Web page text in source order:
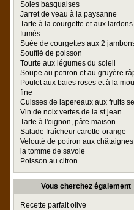
Soles basquaises
Jarret de veau à la paysanne
Tarte à la courgette et aux lardons
fumés
Suée de courgettes aux 2
Soufflé de poisson
Tourte aux légumes du soleil
Soupe au potiron et au gruyère
Poulet aux baies roses et à la
fine
Cuisses de lapereaux aux fruits
Vin de noix vertes de la st jean
Tarte à l'oignon, pâte maison
Salade fraîcheur carotte-orange
Velouté de potiron aux
la tomme de savoie
Poisson au citron
Vous cherchez également
Recette parfait olive